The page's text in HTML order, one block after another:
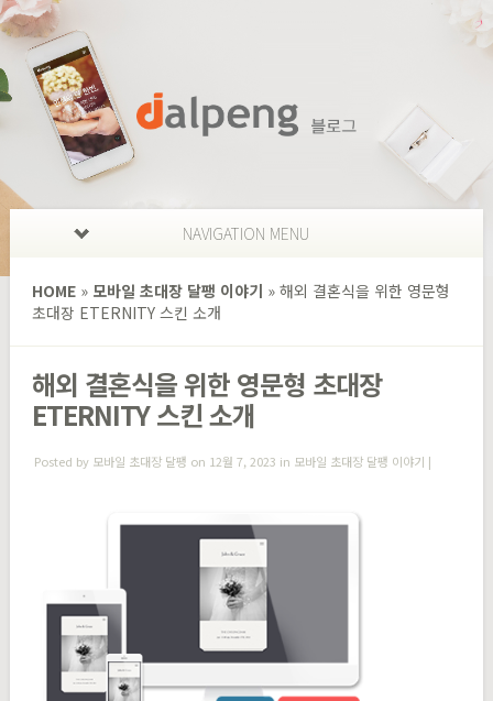
NAVIGATION MENU
HOME » 모바일 초대장 달팽 이야기 »해외 결혼식을 위한 영문형
초대장 ETERNITY 스킨 소개
해외 결혼식을 위한 영문형 초대장
ETERNITY 스킨 소개
Posted by 모바일 초대장 달팽 on 12월 7, 2023 in 모바일 초대장 달팽 이야기 |